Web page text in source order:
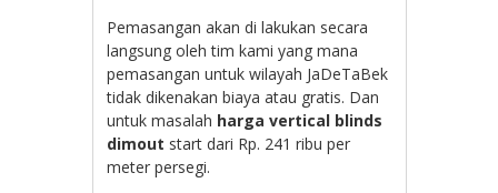
Pemasangan akan di lakukan secara
langsung oleh tim kami yang mana
pemasangan untuk wilayah JaDeTaBek
tidak dikenakan biaya atau gratis. Dan
untuk masalah harga vertical blinds
dimout start dari Rp. 241 ribu per
meter persegi.